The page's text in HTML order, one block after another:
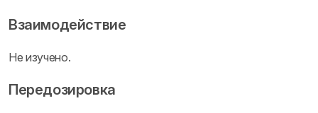
Взаимодействие
Не изучено.
Передозировка